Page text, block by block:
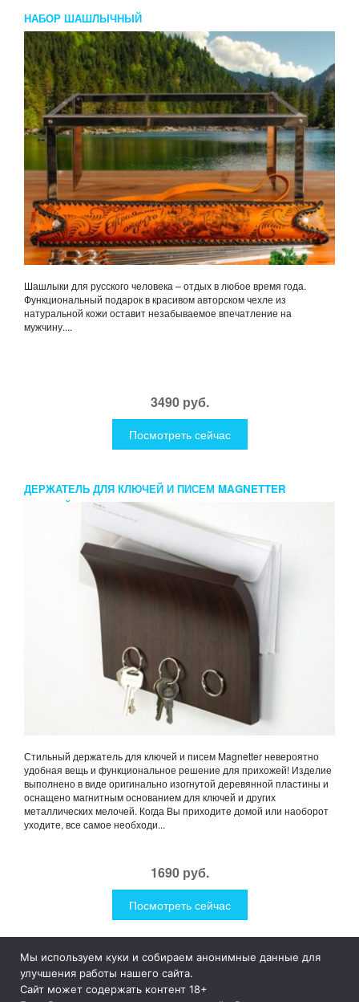
НАБОР ШАШЛЫЧНЫЙ
Шашлыки для русского человека – отдых в любое время года.
Функциональный подарок в красивом авторском чехле из
натуральной кожи оставит незабываемое впечатление на
мужчину....
3490 руб.
Посмотреть сейчас
ДЕРЖАТЕЛЬ ДЛЯ КЛЮЧЕЙ И ПИСЕМ MAGNETTER
ТЕМНЫЙ
Стильный держатель для ключей и писем Magnetter невероятно
удобная вещь и функциональное решение для прихожей! Изделие
выполнено в виде оригинально изогнутой деревянной пластины и
оснащено магнитным основанием для ключей и других
металлических мелочей. Когда Вы приходите домой или наоборот
уходите, все самое необходи...
1690 руб.
Посмотреть сейчас
1Like
Мы используем куки и собираем анонимные данные для
улучшения работы нашего сайта.
Сайт может содержать контент 18+